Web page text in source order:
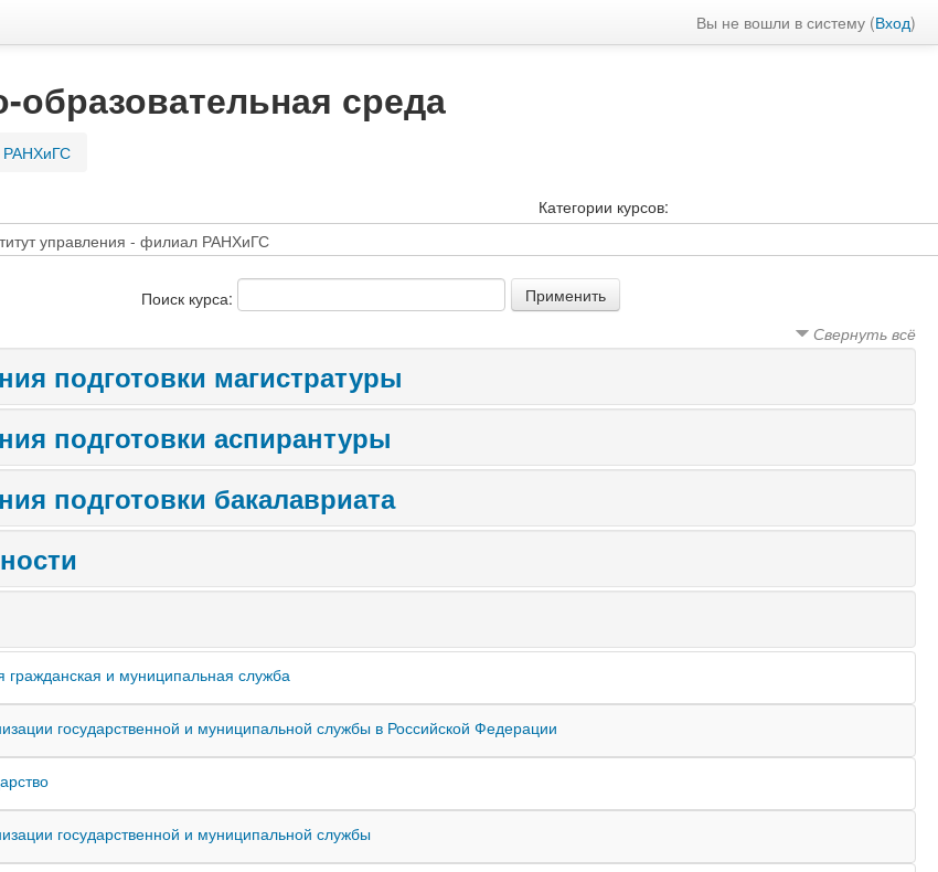
Вы не вошли в систему (Вход)
среда
РАНХиГС
Категории курсов:
Поиск курса:
Свернуть всё
подготовки магистратуры
подготовки аспирантуры
подготовки бакалавриата
гражданская и муниципальная служба
государственной и муниципальной службы в Российской Федерации
государственной и муниципальной службы